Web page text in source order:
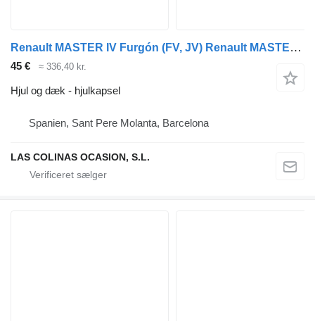
Renault MASTER IV Furgón (FV, JV) Renault MASTER IV Furgón (FV, JV)
45 € ≈ 336,40 kr.
Hjul og dæk - hjulkapsel
Spanien, Sant Pere Molanta, Barcelona
LAS COLINAS OCASION, S.L.